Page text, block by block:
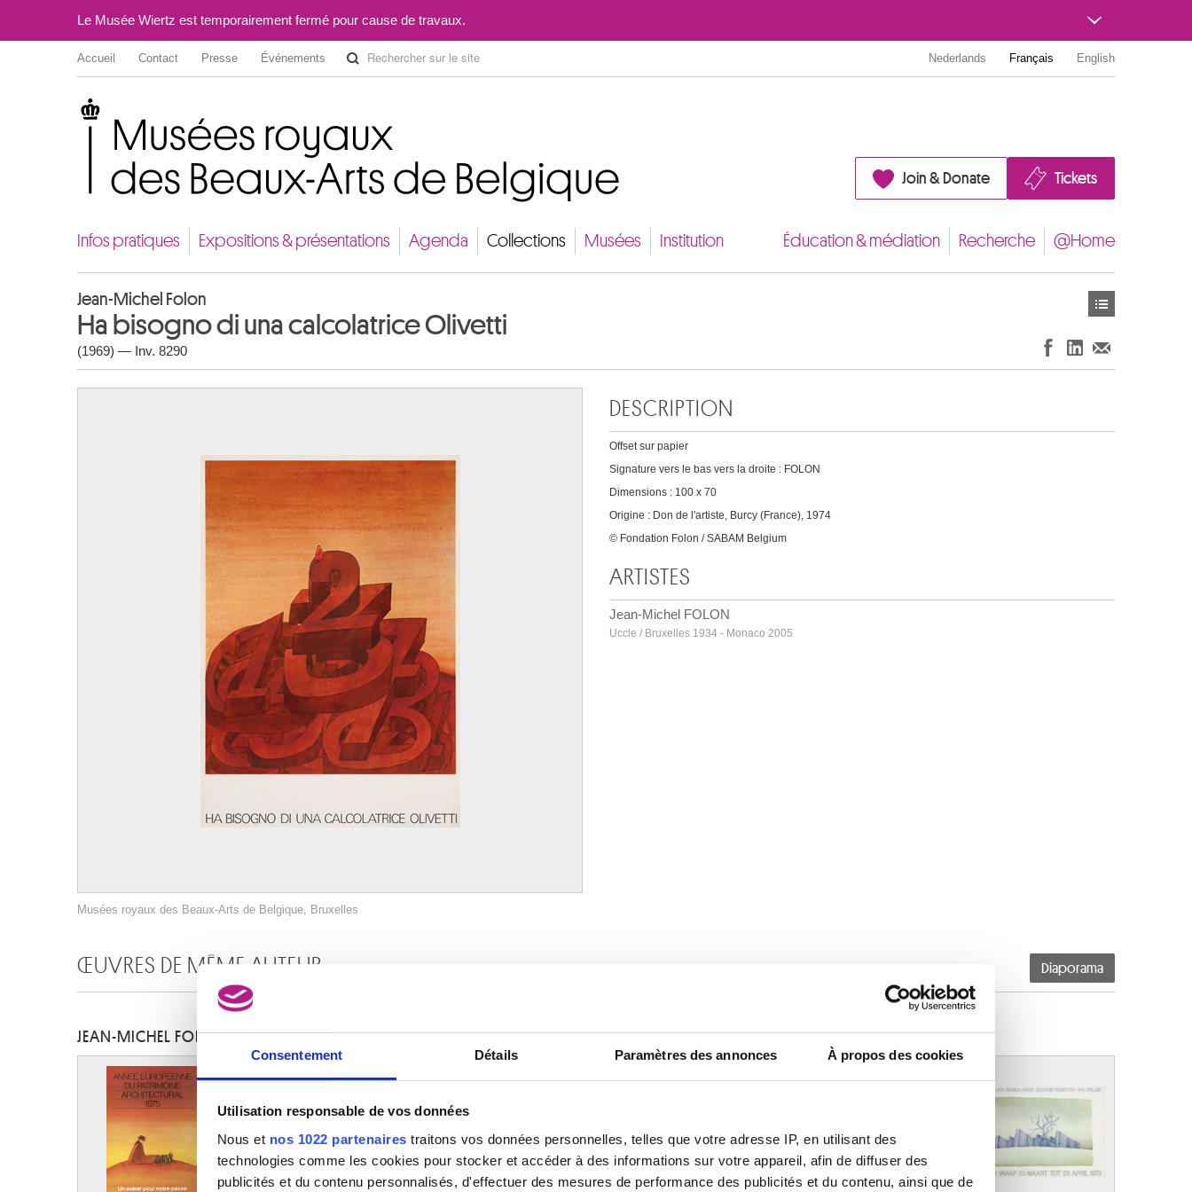
Consentement Détails Paramètres des annonces À propos des cookies
Utilisation responsable de vos données
Nous et nos 1022 partenaires traitons vos données personnelles, telles que votre adresse IP, en utilisant des
technologies comme les cookies pour stocker et accéder à des informations sur votre appareil, afin de diffuser des
publicités et du contenu personnalisés, d'effectuer des mesures de performance des publicités et du contenu, ainsi que de
Le Musée Wiertz est temporairement fermé pour cause de travaux.
Accueil Contact Presse Événements Nederlands Français English
Join & Donate Tickets
Infos pratiques Expositions & présentations Agenda Collections Musées Institution Éducation & médiation Recherche @Home
Jean-Michel Folon
Ha bisogno di una calcolatrice Olivetti
(1969) — Inv. 8290
Musées royaux des Beaux-Arts de Belgique, Bruxelles
DESCRIPTION
Offset sur papier
Signature vers le bas vers la droite : FOLON
Dimensions : 100 x 70
Origine : Don de l'artiste, Burcy (France), 1974
© Fondation Folon / SABAM Belgium
ARTISTES
Jean-Michel FOLON
Uccle / Bruxelles 1934 - Monaco 2005
ŒUVRES DE MÊME AUTEUR Diaporama
JEAN-MICHEL FOLON